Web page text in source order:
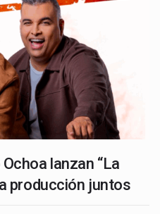
lanzan “La
producción juntos